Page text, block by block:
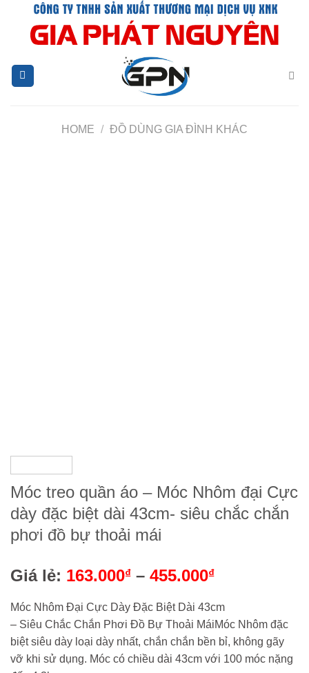
Chuyển
HOME / ĐỒ DÙNG GIA ĐÌNH KHÁC
Móc treo quần áo – Móc Nhôm đại Cực
dày đặc biệt dài 43cm- siêu chắc chắn
phơi đồ bự thoải mái
Giá lẻ: 163.000₫ – 455.000₫
Móc Nhôm Đại Cực Dày Đặc Biệt Dài 43cm
– Siêu Chắc Chắn Phơi Đồ Bự Thoải MáiMóc Nhôm đặc
biệt siêu dày loại dày nhất, chắn chắn bền bỉ, không gãy
vỡ khi sử dụng. Móc có chiều dài 43cm với 100 móc nặng